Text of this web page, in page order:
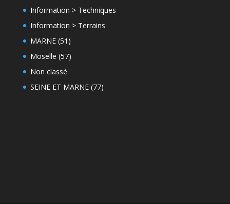
Information > Techniques
Information > Terrains
MARNE (51)
Moselle (57)
Non classé
SEINE ET MARNE (77)